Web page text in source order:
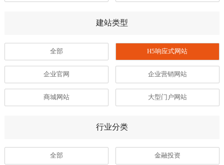
建站类型
全部 H5响应式网站
企业官网 企业营销网站
商城网站 大型门户网站
行业分类
全部 金融投资